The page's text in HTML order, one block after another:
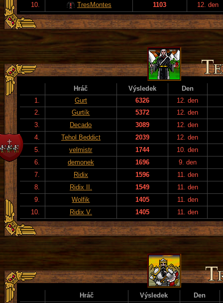
10.
TresMontes 1103 12. den
Hráč Výsledek
Den
1.
Gurt 6326
12. den
2.
Gurtík 5372
12. den
3.
Decado 3089
12. den
4.
Tehol Beddict 2039
12. den
5.
velmistr 1744
10. den
6.
demonek 1696
9. den
7.
Ridix 1596
11. den
8.
Ridix II. 1549
11. den
9.
Wolfik 1405
11. den
10.
Ridix V. 1405 11. den
Hráč Výsledek
Den